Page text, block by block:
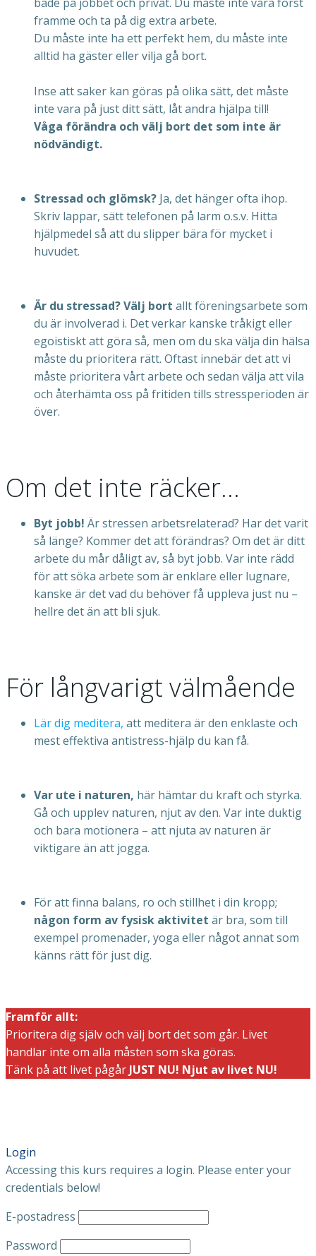
framme och ta på dig extra arbete.
Du måste inte ha ett perfekt hem, du måste inte
alltid ha gäster eller vilja gå bort.
Inse att saker kan göras på olika sätt, det måste
inte vara på just ditt sätt, låt andra hjälpa till!
Våga förändra och välj bort det som inte är
nödvändigt.
Stressad och glömsk? Ja, det hänger ofta ihop.
Skriv lappar, sätt telefonen på larm o.s.v. Hitta
hjälpmedel så att du slipper bära för mycket i
huvudet.
Är du stressad? Välj bort allt föreningsarbete som
du är involverad i. Det verkar kanske tråkigt eller
egoistiskt att göra så, men om du ska välja din hälsa
måste du prioritera rätt. Oftast innebär det att vi
måste prioritera vårt arbete och sedan välja att vila
och återhämta oss på fritiden tills stressperioden är
över.
Om det inte räcker…
Byt jobb! Är stressen arbetsrelaterad? Har det varit
så länge? Kommer det att förändras? Om det är ditt
arbete du mår dåligt av, så byt jobb. Var inte rädd
för att söka arbete som är enklare eller lugnare,
kanske är det vad du behöver få uppleva just nu –
hellre det än att bli sjuk.
För långvarigt välmående
Lär dig meditera, att meditera är den enklaste och
mest effektiva antistress-hjälp du kan få.
Var ute i naturen, här hämtar du kraft och styrka.
Gå och upplev naturen, njut av den. Var inte duktig
och bara motionera – att njuta av naturen är
viktigare än att jogga.
För att finna balans, ro och stillhet i din kropp;
någon form av fysisk aktivitet är bra, som till
exempel promenader, yoga eller något annat som
känns rätt för just dig.
Framför allt:
Prioritera dig själv och välj bort det som går. Livet
handlar inte om alla måsten som ska göras.
Tänk på att livet pågår JUST NU! Njut av livet NU!
Login
Accessing this kurs requires a login. Please enter your
credentials below!
E-postadress
Password